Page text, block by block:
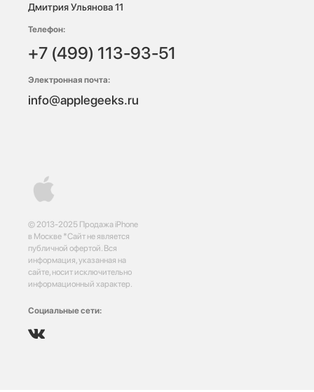
© 2013-2025 Продажа iPhone
в Москве *Сайт не является
публичной офертой. Вся
информация, указанная на
сайте, носит исключительно
информационный характер.
Социальные сети:
Дмитрия Ульянова 11
Телефон:
+7 (499) 113-93-51
Электронная почта:
info@applegeeks.ru